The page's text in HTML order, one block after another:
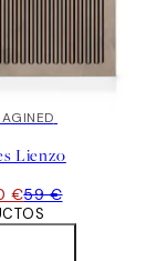
Lienzo
€59 €